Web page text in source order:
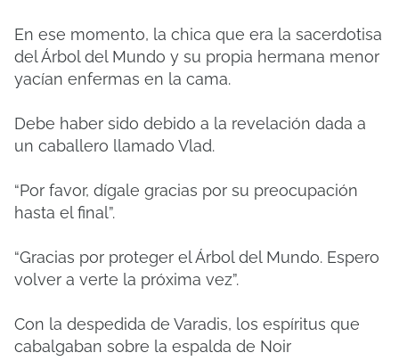
En ese momento, la chica que era la sacerdotisa
del Árbol del Mundo y su propia hermana menor
yacían enfermas en la cama.
Debe haber sido debido a la revelación dada a
un caballero llamado Vlad.
“Por favor, dígale gracias por su preocupación
hasta el final”.
“Gracias por proteger el Árbol del Mundo. Espero
volver a verte la próxima vez”.
Con la despedida de Varadis, los espíritus que
cabalgaban sobre la espalda de Noir